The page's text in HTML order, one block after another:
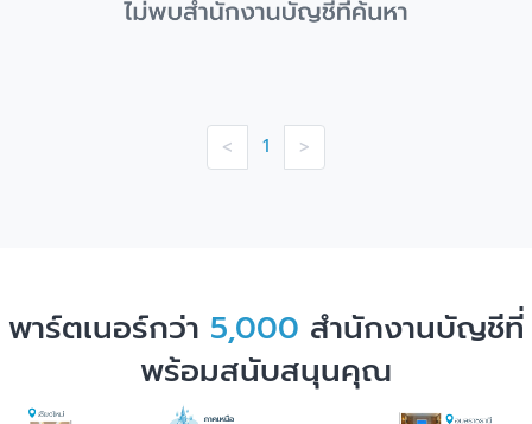
< 1 >
พาร์ตเนอร์กว่า 5,000 สำนักงานบัญชีที่
พร้อมสนับสนุนคุณ